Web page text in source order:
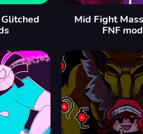
Mid Fight
FNF mod